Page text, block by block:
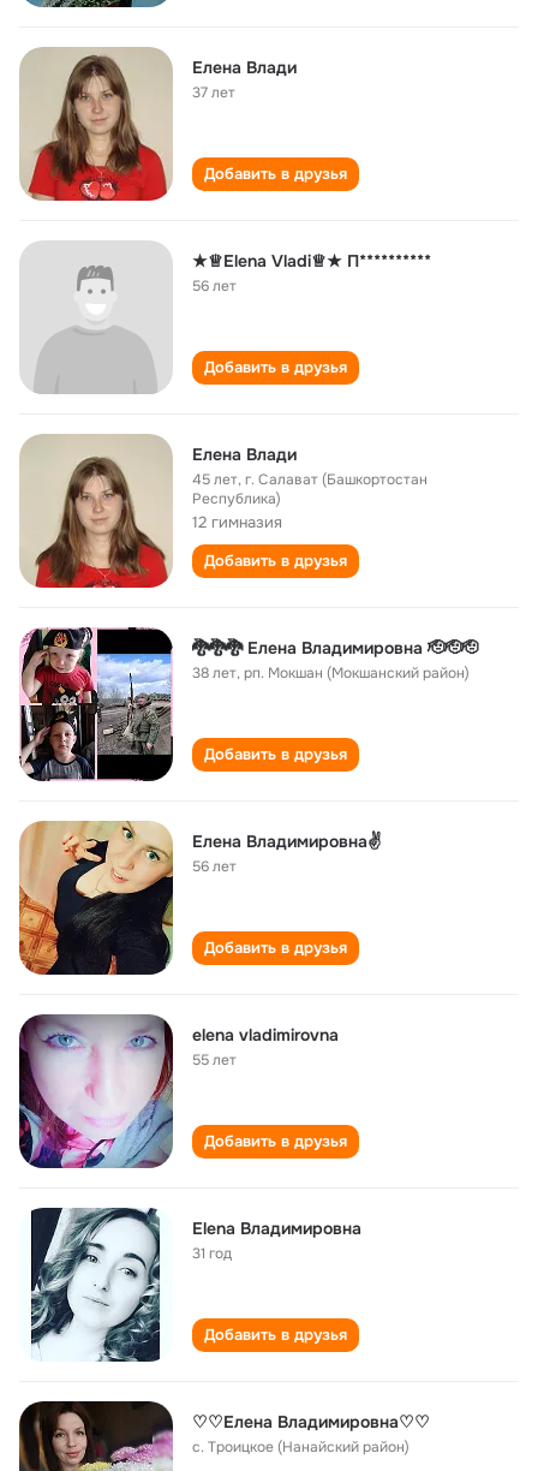
Елена Влади
37 лет
Добавить в друзья
★♕Elena Vladi♕★ П**********
56 лет
Добавить в друзья
Елена Влади
45 лет,г. Салават (Башкортостан
Республика)
12 гимназия
Добавить в друзья
🐉🐉🐉 Елена Владимировна 🫡🫡🫡
38 лет,рп. Мокшан (Мокшанский район)
Добавить в друзья
Елена Владимировна✌
56 лет
Добавить в друзья
elena vladimirovna
55 лет
Добавить в друзья
Elena Владимировна
31 год
Добавить в друзья
♡♡Елена Владимировна♡♡
с. Троицкое (Нанайский район)